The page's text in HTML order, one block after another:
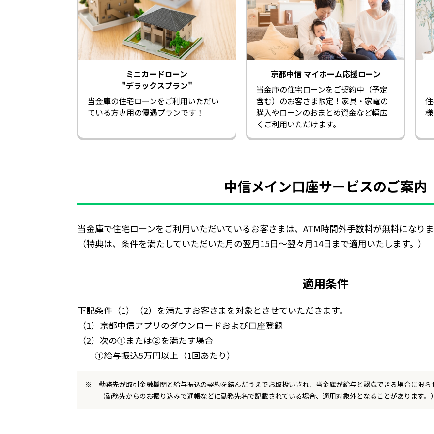
ミニカードローン
"デラックスプラン"
当金庫の住宅ローンをご利用いただい
ている方専用の優遇プランです！
京都中信 マイホーム応援ローン
当金庫の住宅ローンをご契約中（予定
含む）のお客さま限定！家具・家電の
購入やローンのおまとめ資金など幅広
くご利用いただけます。
中信メイン口座サービスのご案内
当金庫で住宅ローンをご利用いただいているお客さまは、ATM時間外手数料が無料になりま
（特典は、条件を満たしていただいた月の翌月15日～翌々月14日まで適用いたします。）
適用条件
下記条件（1）（2）を満たすお客さまを対象とさせていただきます。
（1）京都中信アプリのダウンロードおよび口座登録
（2）次の①または②を満たす場合
①給与振込5万円以上（1回あたり）
勤務先が取引金融機関と給与振込の契約を結んだうえでお取扱いされ、当金庫が給与と認識できる場合に限ら
（勤務先からのお振り込みで通帳などに勤務先名で記載されている場合、適用対象外となることがあります。）